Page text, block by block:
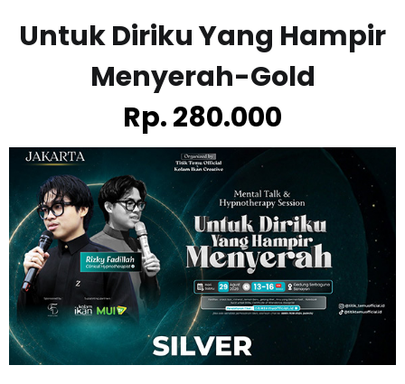
Untuk Diriku Yang Hampir
Menyerah-Gold
Rp. 280.000